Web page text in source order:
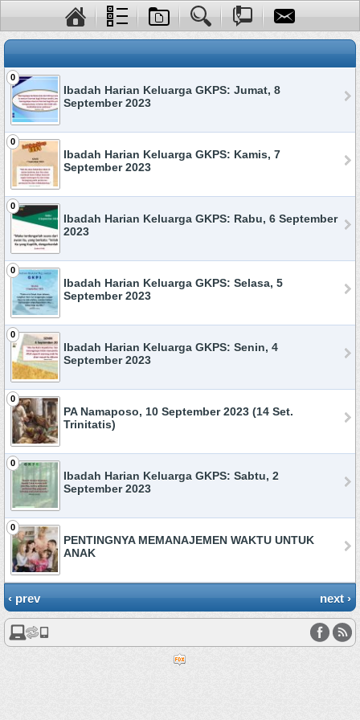
0
Ibadah Harian Keluarga GKPS: Jumat, 8
September 2023
0
Ibadah Harian Keluarga GKPS: Kamis, 7
September 2023
0
Ibadah Harian Keluarga GKPS: Rabu, 6 September
2023
0
Ibadah Harian Keluarga GKPS: Selasa, 5
September 2023
0
Ibadah Harian Keluarga GKPS: Senin, 4
September 2023
0
PA Namaposo, 10 September 2023 (14 Set.
Trinitatis)
0
Ibadah Harian Keluarga GKPS: Sabtu, 2
September 2023
0
PENTINGNYA MEMANAJEMEN WAKTU UNTUK
ANAK
next ›
‹ prev